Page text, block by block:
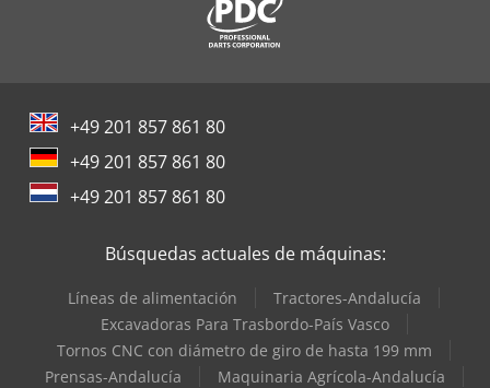
+49 201 857 861 80
+49 201 857 861 80
+49 201 857 861 80
Búsquedas actuales de máquinas:
Líneas de alimentación
Tractores-Andalucía
Excavadoras Para Trasbordo-País Vasco
Tornos CNC con diámetro de giro de hasta 199 mm
Prensas-Andalucía
Maquinaria Agrícola-Andalucía